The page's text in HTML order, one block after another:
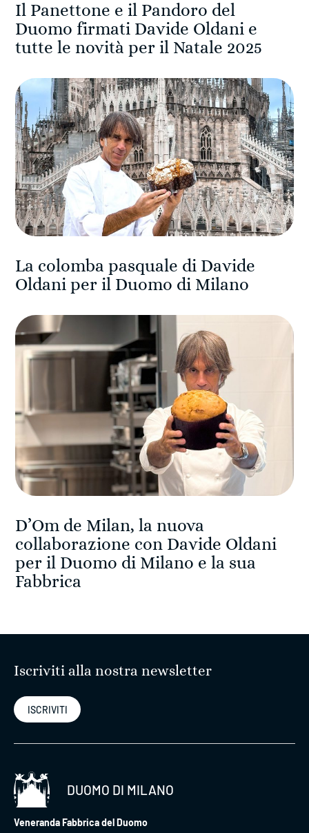
Il Panettone e il Pandoro del
Duomo firmati Davide Oldani e
tutte le novità per il Natale 2025
La colomba pasquale di Davide
Oldani per il Duomo di Milano
D’Om de Milan, la nuova
collaborazione con Davide Oldani
per il Duomo di Milano e la sua
Fabbrica
Iscriviti alla nostra newsletter
ISCRIVITI
DUOMO DI MILANO
Veneranda Fabbrica del Duomo